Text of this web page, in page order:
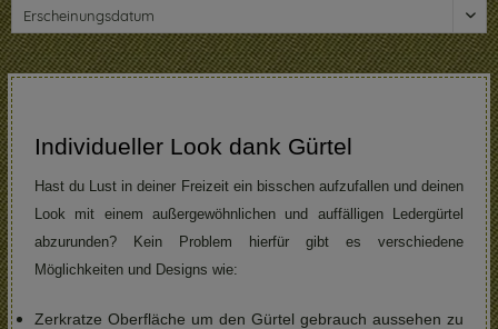
Individueller Look dank Gürtel
Hast du Lust in deiner Freizeit ein bisschen aufzufallen und deinen
Look mit einem außergewöhnlichen und auffälligen Ledergürtel
abzurunden? Kein Problem hierfür gibt es verschiedene
Möglichkeiten und Designs wie:
Zerkratze Oberfläche um den Gürtel gebrauch aussehen zu